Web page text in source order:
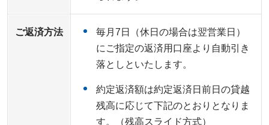
ご返済方法
毎月7日（休日の場合は翌営業日）
にご指定の返済用口座より自動引き
落としといたします。
約定返済額は約定返済日前日の貸越
残高に応じて下記のとおりとなりま
す。（残高スライド方式）